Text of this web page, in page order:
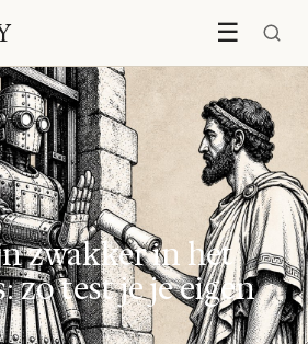
☰
zwakker in het
zo test je je eigen